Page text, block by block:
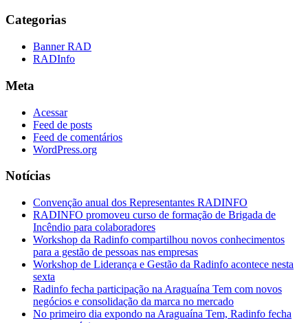
Categorias
Banner RAD
RADInfo
Meta
Acessar
Feed de posts
Feed de comentários
WordPress.org
Notícias
Convenção anual dos Representantes RADINFO
RADINFO promoveu curso de formação de Brigada de
Incêndio para colaboradores
Workshop da Radinfo compartilhou novos conhecimentos
para a gestão de pessoas nas empresas
Workshop de Liderança e Gestão da Radinfo acontece nesta
sexta
Radinfo fecha participação na Araguaína Tem com novos
negócios e consolidação da marca no mercado
No primeiro dia expondo na Araguaína Tem, Radinfo fecha